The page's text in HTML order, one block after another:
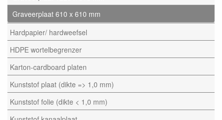
Graveerplaat 610 x 610 mm
Hardpapier/ hardweefsel
HDPE wortelbegrenzer
Karton-cardboard platen
Kunststof plaat (dikte => 1,0 mm)
Kunststof folie (dikte < 1,0 mm)